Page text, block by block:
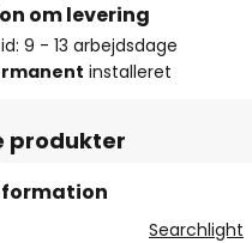
om levering
9 - 13 arbejdsdage
installeret
produkter
Searchlight